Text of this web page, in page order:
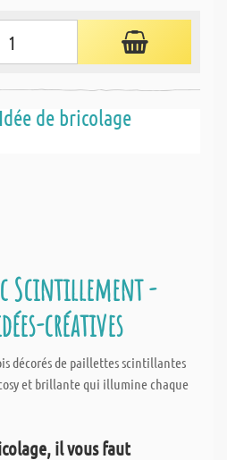
Idée de bricolage
Scintillement -
créatives
décorés de paillettes scintillantes
et brillante qui illumine chaque
il vous faut